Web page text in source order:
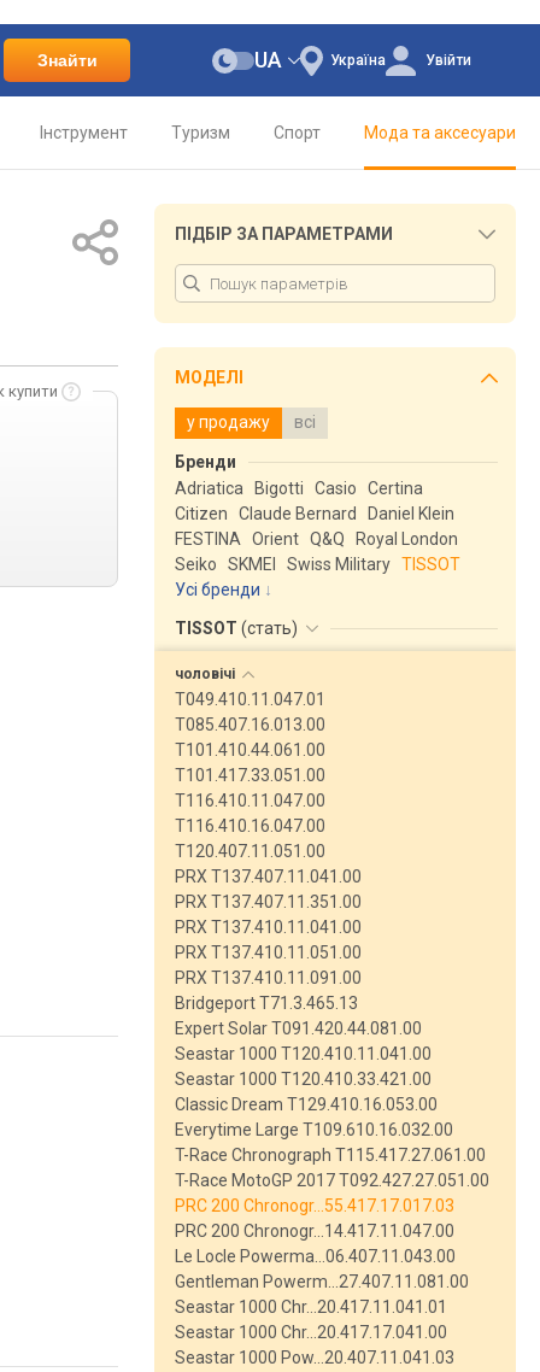
Знайти Україна
UA Увійти
Інструмент Туризм Спорт Мода та аксесуари
купити
ПІДБІР ЗА ПАРАМЕТРАМИ
МОДЕЛІ
у продажу всі
Бренди
Adriatica
Bigotti Casio
Certina
Citizen
Claude Bernard
Daniel Klein
FESTINA
Orient Q&Q
Royal London
Seiko
SKMEI Swiss Military TISSOT
Усі бренди
TISSOT (стать)
чоловічі
T049.410.11.047.01
T085.407.16.013.00
T101.410.44.061.00
T101.417.33.051.00
T116.410.11.047.00
T116.410.16.047.00
T120.407.11.051.00
PRX T137.407.11.041.00
PRX T137.407.11.351.00
PRX T137.410.11.041.00
PRX T137.410.11.051.00
PRX T137.410.11.091.00
Bridgeport T71.3.465.13
Expert Solar T091.420.44.081.00
Seastar 1000 T120.410.11.041.00
Seastar 1000 T120.410.33.421.00
Classic Dream T129.410.16.053.00
Everytime Large T109.610.16.032.00
T-Race Chronograph T115.417.27.061.00
T-Race MotoGP 2017 T092.427.27.051.00
PRC 200 Chronogr…55.417.17.017.03
PRC 200 Chronogr…14.417.11.047.00
Le Locle Powerma…06.407.11.043.00
Gentleman Powerm…27.407.11.081.00
Seastar 1000 Chr…20.417.11.041.01
Seastar 1000 Chr…20.417.17.041.00
Seastar 1000 Pow…20.407.11.041.03